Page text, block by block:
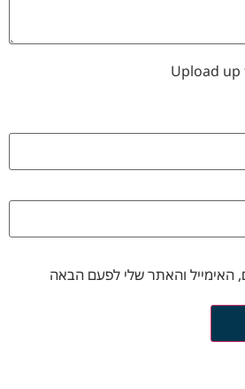
Upload up
האימייל והאתר שלי לפעם הבאה